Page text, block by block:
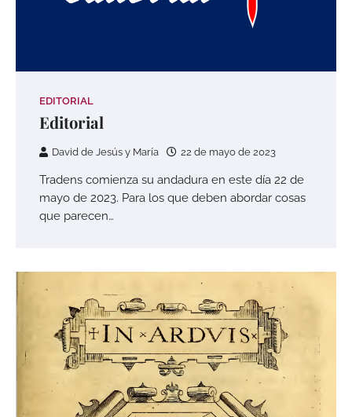
EDITORIAL
Editorial
David de Jesús y María 22 de mayo de 2023
Tradens comienza su andadura en este día 22 de
mayo de 2023. Para los que deben abordar cosas
que parecen…